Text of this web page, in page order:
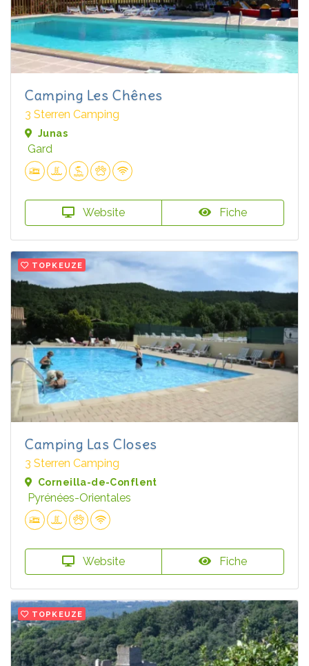
Camping Les Chênes
3 Sterren Camping
Junas
Gard
Website Fiche
TOPKEUZE
Camping Las Closes
3 Sterren Camping
Corneilla-de-Conflent
Pyrénées-Orientales
Website Fiche
TOPKEUZE